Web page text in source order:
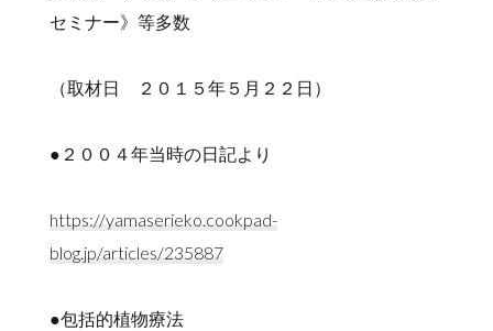
セミナー》等多数
（取材日 ２０１５年５月２２日）
●２００４年当時の日記より
https://yamaserieko.cookpad-
blog.jp/articles/235887
●包括的植物療法